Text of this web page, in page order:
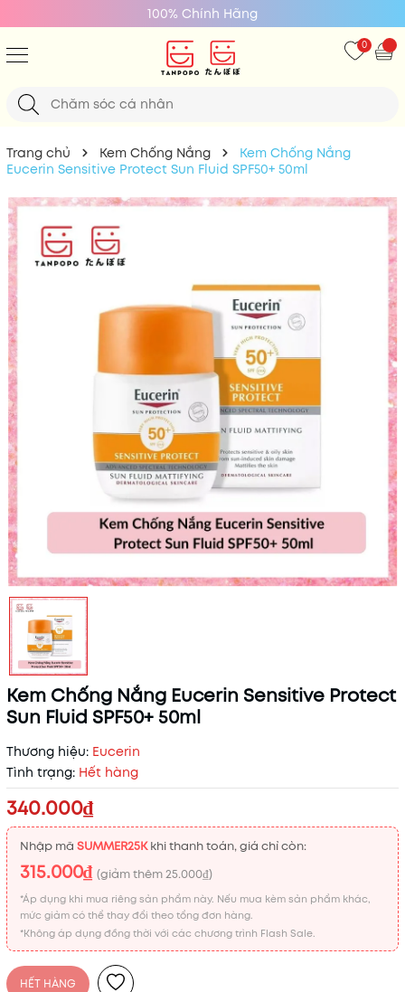
Giá Tốt Nhất
0
Trang chủ Kem Chống Nắng
Kem Chống Nắng
Eucerin Sensitive Protect Sun Fluid SPF50+ 50ml
Kem Chống Nắng Eucerin Sensitive Protect
Sun Fluid SPF50+ 50ml
Thương hiệu: Eucerin
Tình trạng: Hết hàng
340.000₫
Nhập mã SUMMER25Kkhi thanh toán, giá chỉ còn:
315.000₫ (giảm thêm25.000₫)
*Áp dụng khi mua riêng sản phẩm này. Nếu mua kèm sản phẩm khác,
mức giảm có thể thay đổi theo tổng đơn hàng.
*Không áp dụng đồng thời với các chương trình Flash Sale.
HẾT HÀNG